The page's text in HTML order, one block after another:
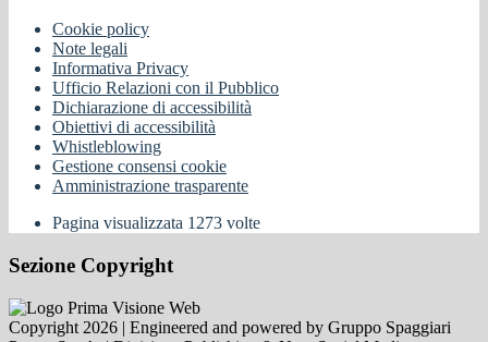
Cookie policy
Note legali
Informativa Privacy
Ufficio Relazioni con il Pubblico
Dichiarazione di accessibilità
Obiettivi di accessibilità
Whistleblowing
Gestione consensi cookie
Amministrazione trasparente
Pagina visualizzata 1273 volte
Sezione Copyright
Copyright 2026 | Engineered and powered by Gruppo Spaggiari